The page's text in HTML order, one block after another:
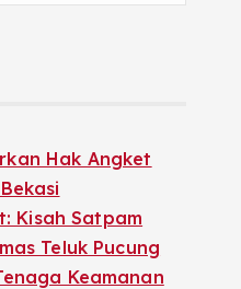
Hak Angket
Kisah Satpam
Teluk Pucung
Keamanan